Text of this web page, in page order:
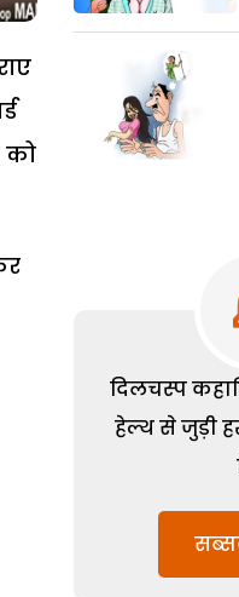
को
दिलचस्प
हेल्थ से जुड़ी